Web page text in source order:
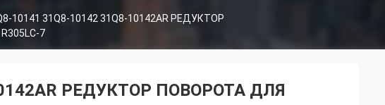
10141 31Q8-10142 31Q8-10142AR РЕДУКТОР
7
РЕДУКТОР ПОВОРОТА ДЛЯ